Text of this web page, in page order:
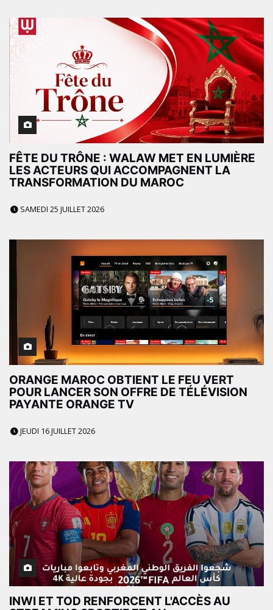
FÊTE DU TRÔNE : WALAW MET EN LUMIÈRE
LES ACTEURS QUI ACCOMPAGNENT LA
TRANSFORMATION DU MAROC
SAMEDI 25 JUILLET 2026
ORANGE MAROC OBTIENT LE FEU VERT
POUR LANCER SON OFFRE DE TÉLÉVISION
PAYANTE ORANGE TV
JEUDI 16 JUILLET 2026
INWI ET TOD RENFORCENT L'ACCÈS AU